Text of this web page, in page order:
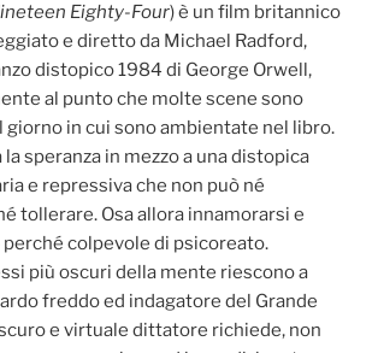
Eighty-Four) è un film britannico
e diretto da Michael Radford,
distopico 1984 di George Orwell,
al punto che molte scene sono
in cui sono ambientate nel libro.
speranza in mezzo a una distopica
e repressiva che non può né
tollerare. Osa allora innamorarsi e
colpevole di psicoreato.
più oscuri della mente riescono a
freddo ed indagatore del Grande
e virtuale dittatore richiede, non